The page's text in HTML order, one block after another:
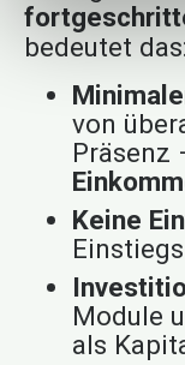
bedeutet das:
von
Präsenz
Keine
Module
als